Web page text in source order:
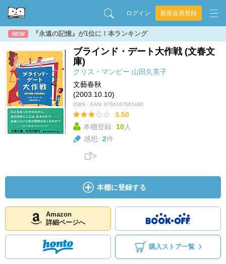
ログイン 新規会員登録
NEW 『永遠の記憶』が1位に！本ランキング
ブラインド・デート大作戦 (文春文
庫)
クリス・マンビー 山田久美子
文藝春秋
(2003.10.10)
ISBN・EAN: 9784167661496
3.50
本棚登録: 10人
感想: 2件
本棚に登録する
Amazon
詳細ページへ
購入ストア一覧